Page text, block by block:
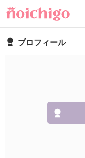
プロフィール